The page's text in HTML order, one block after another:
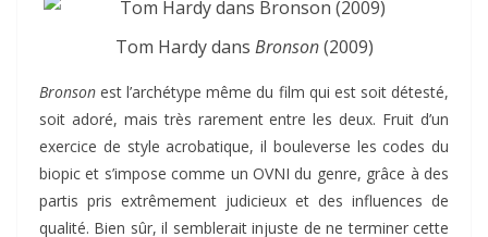
Tom Hardy dans Bronson(2009)
Bronson est l’archétype même du film qui est soit détesté,
soit adoré, mais très rarement entre les deux. Fruit d’un
exercice de style acrobatique, il bouleverse les codes du
biopic et s’impose comme un OVNI du genre, grâce à des
partis pris extrêmement judicieux et des influences de
qualité. Bien sûr, il semblerait injuste de ne terminer cette